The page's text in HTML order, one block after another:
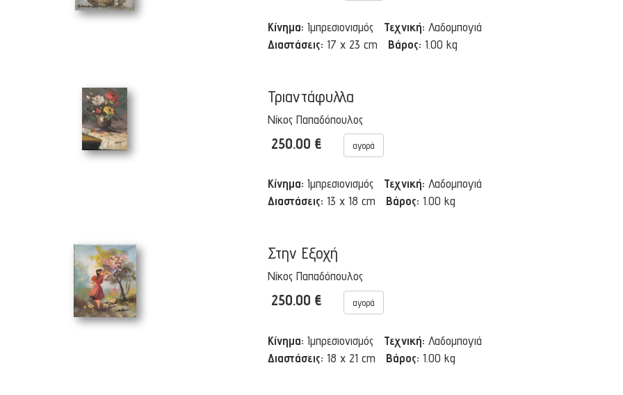
Κίνημα: Ιμπρεσιονισμός Τεχνική: Λαδομπογιά
Διαστάσεις: 17 x 23 cm Βάρος: 1.00 kg
Τριαντάφυλλα
Νίκος Παπαδόπουλος
250.00 € αγορά
Κίνημα: Ιμπρεσιονισμός Τεχνική: Λαδομπογιά
Διαστάσεις: 13 x 18 cm Βάρος: 1.00 kg
Στην Εξοχή
Νίκος Παπαδόπουλος
250.00 € αγορά
Κίνημα: Ιμπρεσιονισμός Τεχνική: Λαδομπογιά
Διαστάσεις: 18 x 21 cm Βάρος: 1.00 kg